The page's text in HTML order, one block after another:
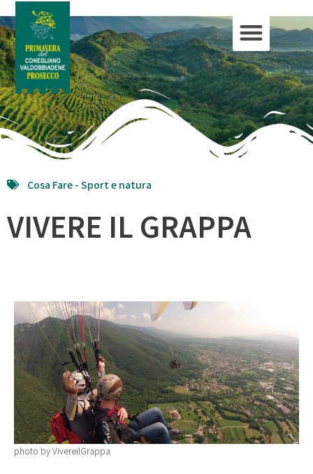
Cosa Fare - Sport e natura
VIVERE IL GRAPPA
photo by VivereilGrappa